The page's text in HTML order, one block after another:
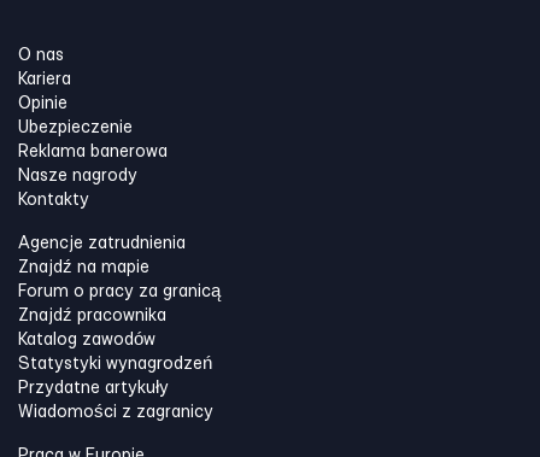
O nas
Kariera
Opinie
Ubezpieczenie
Reklama banerowa
Nasze nagrody
Kontakty
Agencje zatrudnienia
Znajdź na mapie
Forum o pracy za granicą
Znajdź pracownika
Katalog zawodów
Statystyki wynagrodzeń
Przydatne artykuły
Wiadomości z zagranicy